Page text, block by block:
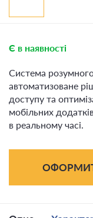
Є в наявності
Система
автоматизоване
доступу та
мобільних
в реальному часі.